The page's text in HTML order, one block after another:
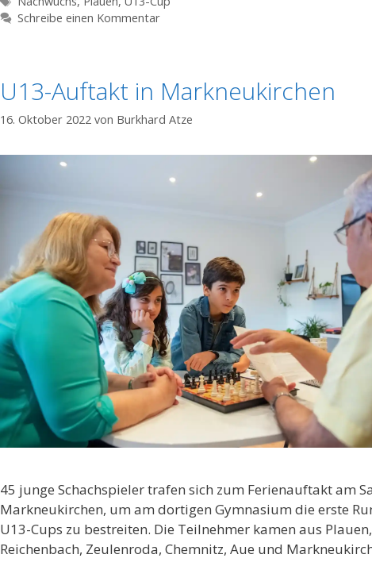
Schreibe einen Kommentar
U13-Auftakt in Markneukirchen
16. Oktober 2022 von Burkhard Atze
45 junge Schachspieler trafen sich zum Ferienauftakt am
Markneukirchen, um am dortigen Gymnasium die erste
U13-Cups zu bestreiten. Die Teilnehmer kamen aus Plauen,
Reichenbach, Zeulenroda, Chemnitz, Aue und